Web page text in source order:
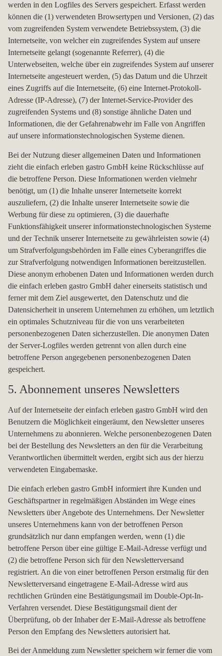
werden in den Logfiles des Servers gespeichert. Erfasst werden
können die (1) verwendeten Browsertypen und Versionen, (2) das
vom zugreifenden System verwendete Betriebssystem, (3) die
Internetseite, von welcher ein zugreifendes System auf unsere
Internetseite gelangt (sogenannte Referrer), (4) die
Unterwebseiten, welche über ein zugreifendes System auf unserer
Internetseite angesteuert werden, (5) das Datum und die Uhrzeit
eines Zugriffs auf die Internetseite, (6) eine Internet-Protokoll-
Adresse (IP-Adresse), (7) der Internet-Service-Provider des
zugreifenden Systems und (8) sonstige ähnliche Daten und
Informationen, die der Gefahrenabwehr im Falle von Angriffen
auf unsere informationstechnologischen Systeme dienen.
Bei der Nutzung dieser allgemeinen Daten und Informationen
zieht die einfach erleben gastro GmbH keine Rückschlüsse auf
die betroffene Person. Diese Informationen werden vielmehr
benötigt, um (1) die Inhalte unserer Internetseite korrekt
auszuliefern, (2) die Inhalte unserer Internetseite sowie die
Werbung für diese zu optimieren, (3) die dauerhafte
Funktionsfähigkeit unserer informationstechnologischen Systeme
und der Technik unserer Internetseite zu gewährleisten sowie (4)
um Strafverfolgungsbehörden im Falle eines Cyberangriffes die
zur Strafverfolgung notwendigen Informationen bereitzustellen.
Diese anonym erhobenen Daten und Informationen werden durch
die einfach erleben gastro GmbH daher einerseits statistisch und
ferner mit dem Ziel ausgewertet, den Datenschutz und die
Datensicherheit in unserem Unternehmen zu erhöhen, um letztlich
ein optimales Schutzniveau für die von uns verarbeiteten
personenbezogenen Daten sicherzustellen. Die anonymen Daten
der Server-Logfiles werden getrennt von allen durch eine
betroffene Person angegebenen personenbezogenen Daten
gespeichert.
5. Abonnement unseres Newsletters
Auf der Internetseite der einfach erleben gastro GmbH wird den
Benutzern die Möglichkeit eingeräumt, den Newsletter unseres
Unternehmens zu abonnieren. Welche personenbezogenen Daten
bei der Bestellung des Newsletters an den für die Verarbeitung
Verantwortlichen übermittelt werden, ergibt sich aus der hierzu
verwendeten Eingabemaske.
Die einfach erleben gastro GmbH informiert ihre Kunden und
Geschäftspartner in regelmäßigen Abständen im Wege eines
Newsletters über Angebote des Unternehmens. Der Newsletter
unseres Unternehmens kann von der betroffenen Person
grundsätzlich nur dann empfangen werden, wenn (1) die
betroffene Person über eine gültige E-Mail-Adresse verfügt und
(2) die betroffene Person sich für den Newsletterversand
registriert. An die von einer betroffenen Person erstmalig für den
Newsletterversand eingetragene E-Mail-Adresse wird aus
rechtlichen Gründen eine Bestätigungsmail im Double-Opt-In-
Verfahren versendet. Diese Bestätigungsmail dient der
Überprüfung, ob der Inhaber der E-Mail-Adresse als betroffene
Person den Empfang des Newsletters autorisiert hat.
Bei der Anmeldung zum Newsletter speichern wir ferner die vom